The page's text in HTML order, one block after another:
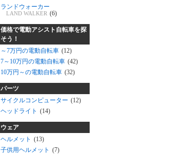
ランドウォーカー
LAND WALKER (6)
価格で電動アシスト自転車を探
そう！
～7万円の電動自転車 (12)
7～10万円の電動自転車 (42)
10万円～の電動自転車 (32)
パーツ
サイクルコンピューター (12)
ヘッドライト (14)
ウェア
ヘルメット (13)
子供用ヘルメット (7)